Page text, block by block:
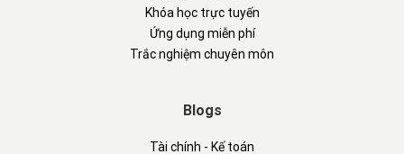
Khóa học trực tuyến
Ứng dụng miễn phí
Trắc nghiệm chuyên môn
Blogs
Tài chính - Kế toán